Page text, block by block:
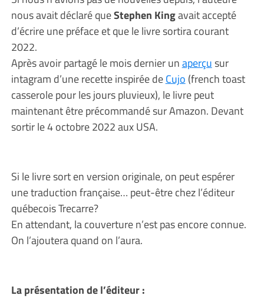
nous avait déclaré queStephen Kingavait accepté
d’écrire une préface et que le livre sortira courant
2022.
Après avoir partagé le mois dernier unaperçusur
intagram d’une recette inspirée deCujo (french toast
casserole pour les jours pluvieux), le livre peut
maintenant être précommandé sur Amazon. Devant
sortir le 4 octobre 2022 aux USA.
Si le livre sort en version originale, on peut espérer
une traduction française… peut-être chez l’éditeur
québecois Trecarre?
En attendant, la couverture n’est pas encore connue.
On l’ajoutera quand on l’aura.
La présentation de l’éditeur :